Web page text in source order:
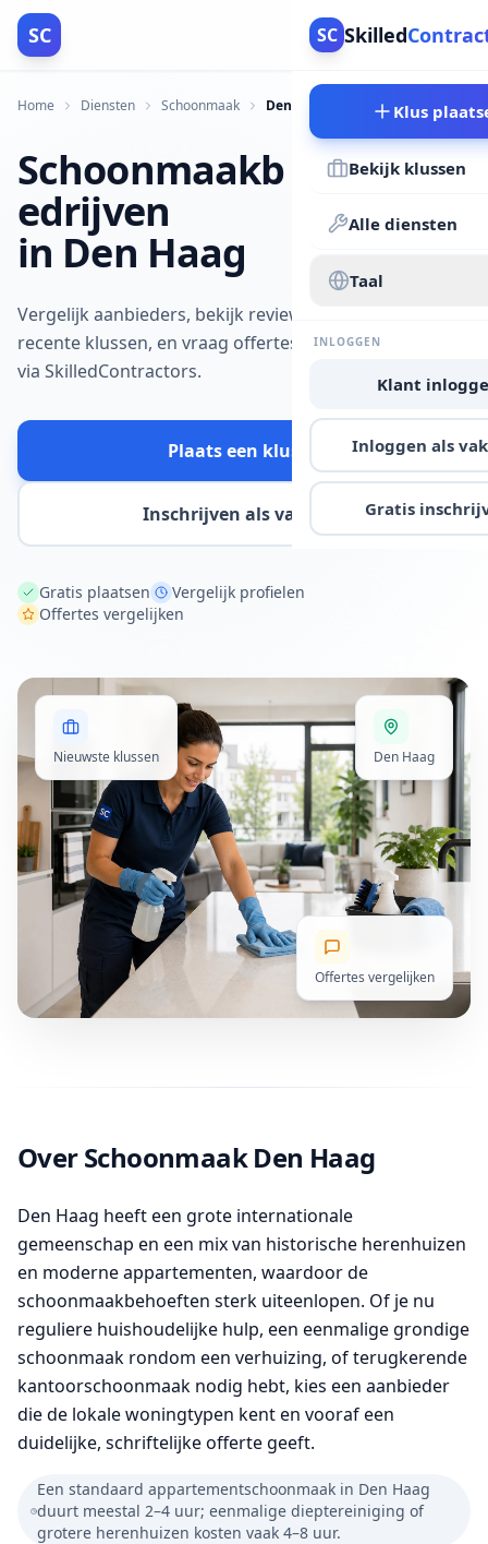
SC SC Skilled
Klus
Bekijk klussen
Alle diensten
Taal
INLOGGEN
Klant
Inloggen als
Gratis
Home Diensten Schoonmaak Den Haag
Schoonmaakb
edrijven
in Den Haag
Vergelijk aanbieders, bekijk reviews en
recente klussen, en vraag offertes aan
via SkilledContractors.
Plaats een klus
Inschrijven als vakman
Gratis plaatsen
Vergelijk profielen
Offertes vergelijken
Nieuwste klussen Den Haag
Offertes vergelijken
Over Schoonmaak Den Haag
Den Haag heeft een grote internationale
gemeenschap en een mix van historische herenhuizen
en moderne appartementen, waardoor de
schoonmaakbehoeften sterk uiteenlopen. Of je nu
reguliere huishoudelijke hulp, een eenmalige grondige
schoonmaak rondom een verhuizing, of terugkerende
kantoorschoonmaak nodig hebt, kies een aanbieder
die de lokale woningtypen kent en vooraf een
duidelijke, schriftelijke offerte geeft.
Een standaard appartementschoonmaak in Den Haag
duurt meestal 2–4 uur; eenmalige dieptereiniging of
grotere herenhuizen kosten vaak 4–8 uur.